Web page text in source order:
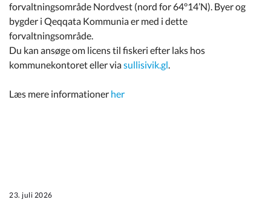
forvaltningsområde Nordvest (nord for 64°14’N). Byer og
bygder i Qeqqata Kommunia er med i dette
forvaltningsområde.
Du kan ansøge om licens til fiskeri efter laks hos
kommunekontoret eller viasullisivik.gl.
Læs mere informationer her
23. juli 2026